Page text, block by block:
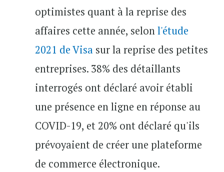
optimistes quant à la reprise des
affaires cette année, selonl'étude
2021 de Visa sur la reprise des petites
entreprises. 38% des détaillants
interrogés ont déclaré avoir établi
une présence en ligne en réponse au
COVID-19, et 20% ont déclaré qu'ils
prévoyaient de créer une plateforme
de commerce électronique.